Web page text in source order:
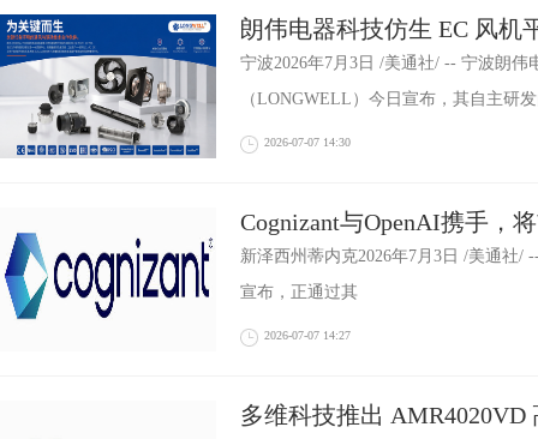
朗伟电器科技仿生 EC 风机
加速进军全球高效 HVACR
宁波2026年7月3日 /美通社/ -- 宁波朗伟
（LONGWELL）今日宣布，其自主研
2026-07-07 14:30
Cognizant与OpenAI携手，
洞发现推进至经验证的修复
新泽西州蒂内克2026年7月3日 /美通社/
宣布，正通过其
2026-07-07 14:27
多维科技推出